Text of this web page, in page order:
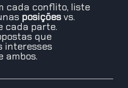
cada conflito, liste
posiçõesvs.
cada parte.
que
interesses
ambos.